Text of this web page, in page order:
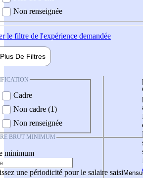
Non renseignée
le filtre de l'expérience demandée
Plus De Filtres
Cadre
Non cadre (1)
Non renseignée
BRUT MINIMUM
minimum
une périodicité pour le salaire saisi